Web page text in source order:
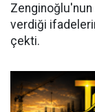
Zenginoğlu'nun
verdiği
çekti.